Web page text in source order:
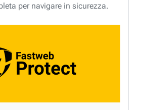
per navigare in sicurezza.